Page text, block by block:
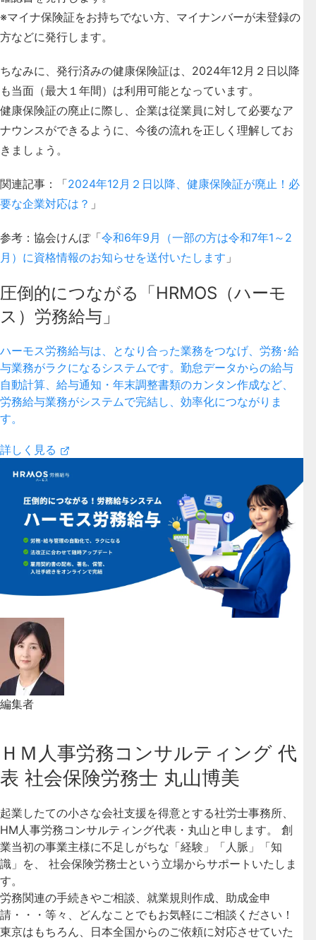
※マイナ保険証をお持ちでない方、マイナンバーが未登録の
方などに発行します。
ちなみに、発行済みの健康保険証は、2024年12月２日以降
も当面（最大１年間）は利用可能となっています。
健康保険証の廃止に際し、企業は従業員に対して必要なア
ナウンスができるように、今後の流れを正しく理解してお
きましょう。
関連記事：「2024年12月２日以降、健康保険証が廃止！必
要な企業対応は？ 」
参考：協会けんぽ「令和6年9月（一部の方は令和7年1～2
月）に資格情報のお知らせを送付いたします 」
圧倒的につながる「HRMOS（ハーモ
ス）労務給与」
ハーモス労務給与は、となり合った業務をつなげ、労務･給
与業務がラクになるシステムです。勤怠データからの給与
自動計算、給与通知・年末調整書類のカンタン作成など、
労務給与業務がシステムで完結し、効率化につながりま
す。
詳しく見る
編集者
ＨＭ人事労務コンサルティング 代
表 社会保険労務士 丸山博美
起業したての小さな会社支援を得意とする社労士事務所、
HM人事労務コンサルティング代表・丸山と申します。 創
業当初の事業主様に不足しがちな「経験」「人脈」「知
識」を、 社会保険労務士という立場からサポートいたしま
す。
労務関連の手続きやご相談、就業規則作成、助成金申
請・・・等々、どんなことでもお気軽にご相談ください！
東京はもちろん、日本全国からのご依頼に対応させていた